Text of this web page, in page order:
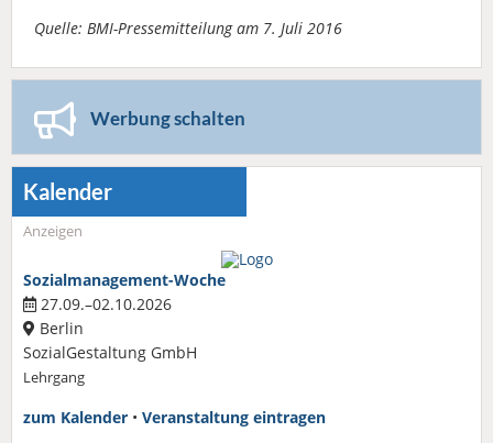
Quelle: BMI-Pressemitteilung am 7. Juli 2016
Werbung schalten
Kalender
Anzeigen
Sozialmanagement-Woche
27.09.–02.10.2026
Berlin
SozialGestaltung GmbH
Lehrgang
zum Kalender • Veranstaltung eintragen